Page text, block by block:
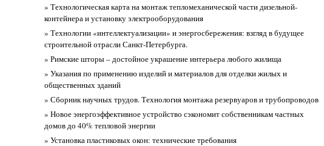
» Технологическая карта на монтаж тепломеханической части дизельной-
контейнера и установку электрооборудования
» Технологии «интеллектуализации» и энергосбережения: взгляд в будущее
строительной отрасли Санкт-Петербурга.
» Римские шторы – достойное украшение интерьера любого жилища
» Указания по применению изделий и материалов для отделки жилых и
общественных зданий
» Сборник научных трудов. Технология монтажа резервуаров и трубопроводов
» Новое энергоэффективное устройство сэкономит собственникам частных
домов до 40% тепловой энергии
» Установка пластиковых окон: технические требования